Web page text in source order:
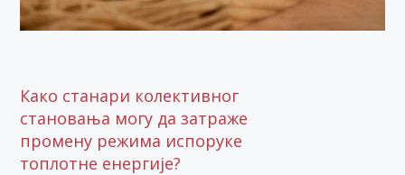
Како станари колективног
становања могу да затраже
промену режима испоруке
топлотне енергије?